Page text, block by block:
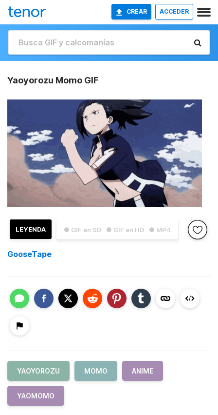
CREAR ACCEDER
Yaoyorozu Momo GIF
● GIF en SD ● GIF en HD ● MP4
LEYENDA
GooseTape
YAOYOROZU MOMO ANIME
YAOMOMO